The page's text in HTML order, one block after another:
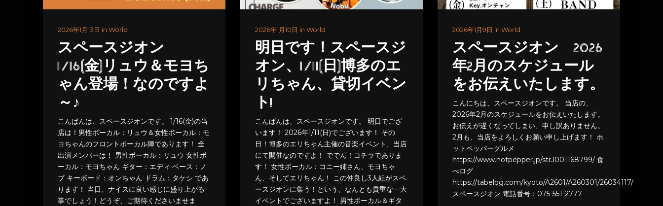
2026年1月13日 in World
スペースジオン
1/16(金)リュウ＆モヨち
ゃん登場！なのですよ
～♪
こんばんは、スペースジオンです。 1/16(金)の当
店は！男性ボーカル：リュウ＆女性ボーカル：モ
ヨちゃんのフロントボーカル陣であります！ 全
出演メンバーは！ 男性ボーカル：リュウ 女性ボ
ーカル：モヨちゃん ギター：エディ ベース：ノ
ブ キーボード：オンちゃん ドラム：タケシ であ
ります！ 当日、ナイスに良い感じに盛り上がる
事でしょう！どうぞ、ご期待くださいませま
2026年1月10日 in World
明日です！スペースジ
オン、1/11(日)博多のエ
リちゃん、貸切イベン
ト!
こんばんは、スペースジオンです。 明日でござ
います！ 2026年1/11(日)でございます！ その
日！博多のエリちゃん主催の音楽イベント、当店
にて開催なのですよ！ ででん！コチラでありま
す！ 女性ボーカル：コニー姉さん、モヨちゃ
ん、そしてエリちゃん！ この仲良し3人組がスペ
ースジオンに集う！という、なんとも貴重な一大
イベントでございますよ！ 男性ボーカル＆ギタ
2026年1月9日 in World
スペースジオン 2026
年2月のスケジュール
をお伝えいたします。
こんにちは、スペースジオンです。 当店の、
2026年2月のスケジュールをお伝えいたします。
お伝えが遅くなってしまい、申し訳ありません。
2月も、当店をよろしくお願い申し上げます！ ホ
ットペッパーグルメ
https://www.hotpepper.jp/strJ001168799/ 食
べログ
https://tabelog.com/kyoto/A2601/A260301/26034117/
スペースジオン 電話番号：075-551-2777